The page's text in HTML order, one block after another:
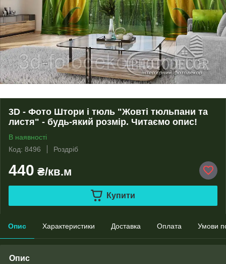
3D - Фото Штори і тюль "Жовті тюльпани та
листя" - будь-який розмір. Читаємо опис!
В наявності
Код: 8496
Роздріб
440 ₴/кв.м
Купити
Опис Характеристики Доставка Оплата Умови
Опис